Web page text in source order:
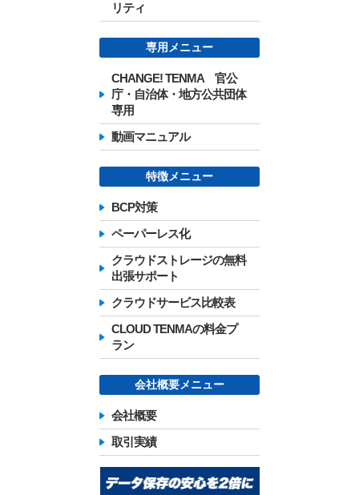
リティ
専用メニュー
CHANGE! TENMA 官公
庁・自治体・地方公共団体
専用
動画マニュアル
特徴メニュー
BCP対策
ペーパーレス化
クラウドストレージの無料
出張サポート
クラウドサービス比較表
CLOUD TENMAの料金プ
ラン
会社概要メニュー
会社概要
取引実績